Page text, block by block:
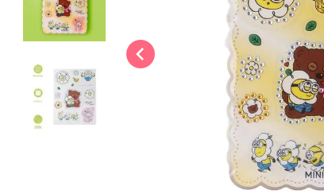
kuromi
peluche